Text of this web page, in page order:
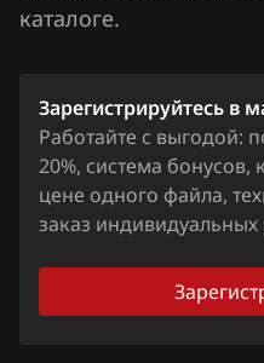
KYC
Land Rover
Lexus
Lifan
Lincoln
Livan
каталоге.
Зарегистрируйтесь в
Работайте с выгодой:
20%, система
цене одного файла,
заказ